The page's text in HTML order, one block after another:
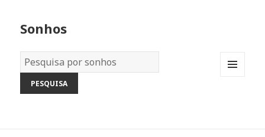
Sonhos
Dicionário
dos
Sonhos: